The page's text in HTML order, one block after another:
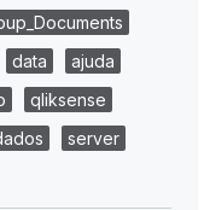
data
ajuda
qliksense
server